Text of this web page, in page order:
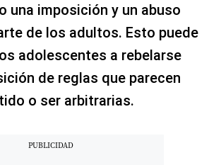
una imposición y un abuso
de los adultos. Esto puede
adolescentes a rebelarse
de reglas que parecen
o ser arbitrarias.